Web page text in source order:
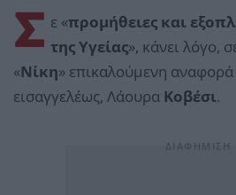
Σ ε «προμήθειες και
της Υγείας», κάνει λόγο,
«Νίκη» επικαλούμενη
εισαγγελέως, Λάουρα Κοβέσι.